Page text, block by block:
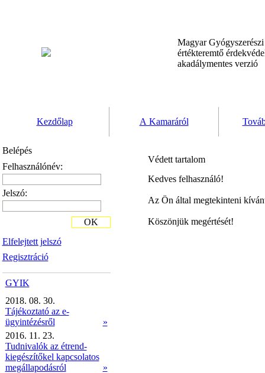
Magyar
értékteremtő
akadálymentes verzió
Kezdőlap A Kamaráról
Belépés
Felhasználónév:
Jelszó:
Elfelejtett jelszó
Regisztráció
OK
GYIK
2018. 08. 30.
Tájékoztató az e-
ügyintézésről
»
2016. 11. 23.
Tudnivalók az étrend-
kiegészítőkel kapcsolatos
megállapodásról
»
Védett tartalom
Kedves felhasználó!
Az Ön által megtekinteni
Köszönjük megértését!